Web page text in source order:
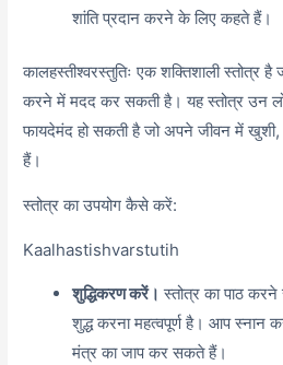
शांति प्रदान करने के लिए कहते हैं।
कालहस्तीश्वरस्तुतिः एक शक्तिशाली स्तोत्र है
करने में मदद कर सकती है। यह स्तोत्र उन
फायदेमंद हो सकती है जो अपने जीवन में खुशी,
हैं।
स्तोत्र का उपयोग कैसे करें:
Kaalhastishvarstutih
शुद्धिकरण करें। स्तोत्र का पाठ
शुद्ध करना महत्वपूर्ण है। आप स्नान
मंत्र का जाप कर सकते हैं।